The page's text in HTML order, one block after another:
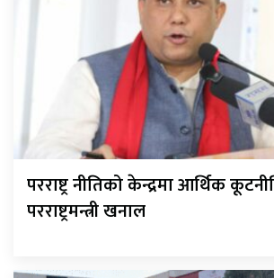
परराष्ट्र नीतिको केन्द्रमा आर्थिक
परराष्ट्रमन्त्री खनाल